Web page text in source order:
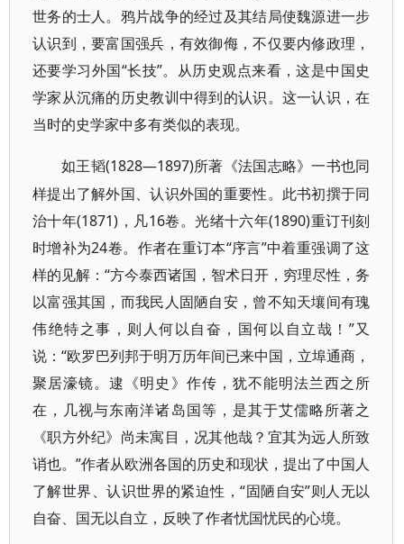
世务的士人。鸦片战争的经过及其结局使魏源进一步
认识到，要富国强兵，有效御侮，不仅要内修政理，
还要学习外国“长技”。从历史观点来看，这是中国史
学家从沉痛的历史教训中得到的认识。这一认识，在
当时的史学家中多有类似的表现。
如王韬(1828—1897)所著《法国志略》一书也同
样提出了解外国、认识外国的重要性。此书初撰于同
治十年(1871)，凡16卷。光绪十六年(1890)重订刊刻
时增补为24卷。作者在重订本“序言”中着重强调了这
样的见解：“方今泰西诸国，智术日开，穷理尽性，务
以富强其国，而我民人固陋自安，曾不知天壤间有瑰
伟绝特之事，则人何以自奋，国何以自立哉！”又
说：“欧罗巴列邦于明万历年间已来中国，立埠通商，
聚居濠镜。逮《明史》作传，犹不能明法兰西之所
在，几视与东南洋诸岛国等，是其于艾儒略所著之
《职方外纪》尚未寓目，况其他哉？宜其为远人所致
诮也。”作者从欧洲各国的历史和现状，提出了中国人
了解世界、认识世界的紧迫性，“固陋自安”则人无以
自奋、国无以自立，反映了作者忧国忧民的心境。